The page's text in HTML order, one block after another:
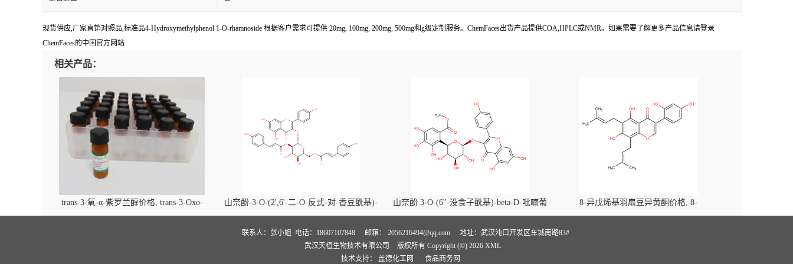
现货供应,厂家直销对照品,标准品4-Hydroxymethylphenol 1-O-rhamnoside 根据客户需求可提供 20mg, 100mg, 200mg, 500mg和g级定制服务。ChemFaces出货产品提供COA,HPLC或NMR。如果需要了解更多产品信息请登录
ChemFaces的中国官方网站
相关产品：
trans-3-氧-α-紫罗兰醇价格, trans-3-Oxo-
alpha-ionol对照品, CAS号:896107-70-3
山奈酚-3-O-(2',6'-二-O-反式-对-香豆酰基)-
beta-D-吡喃葡萄糖苷价格, Kaempferol-3-O-
(2',6'-di-O-trans-p-coumaroyl)-beta-D-
glucopyranoside对照品, CAS号:121651-61-4
山奈酚 3-O-(6''-没食子酰基)-beta-D-吡喃葡
萄糖苷价格, Kaempferol 3-O-(6''-galloyl)-
beta-D-glucopyranoside对照品, CAS
号:56317-05-6
8-异戊烯基羽扇豆异黄酮价格, 8-
Prenylluteone对照品, CAS号:125002-91-7
联系人：张小姐 电话：18607107848 邮箱： 2056216494@qq.com
地址：武汉沌口开发区车城南路83#
武汉天植生物技术有限公司
版权所有 Copyright (©) 2026 XML
技术支持： 盖德化工网 食品商务网